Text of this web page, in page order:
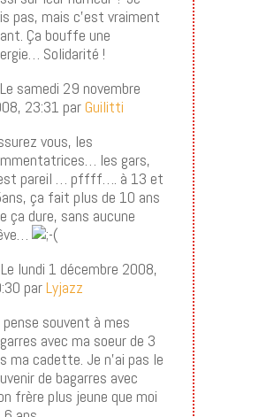
pas, mais c’est vraiment
Ça bouffe une
Solidarité !
Le samedi 29 novembre
23:31 parGuilitti
vous, les
les gars,
pareil … pffff…. à 13 et
ça fait plus de 10 ans
ça dure, sans aucune
Le lundi 1 décembre 2008,
parLyjazz
pense souvent à mes
avec ma soeur de 3
ma cadette. Je n’ai pas le
de bagarres avec
frère plus jeune que moi